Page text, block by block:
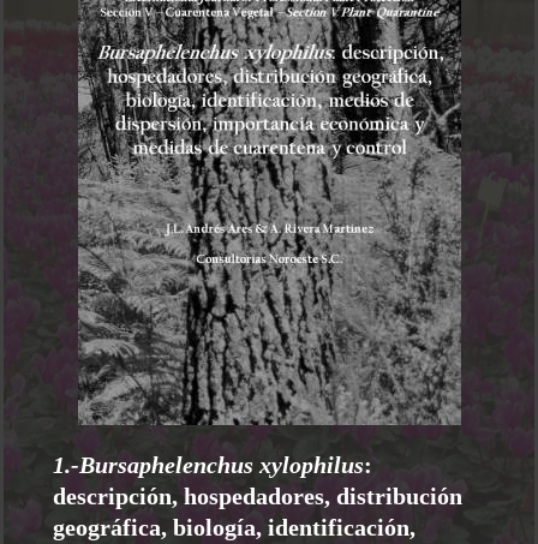
1.-Bursaphelenchus xylophilus:
descripción, hospedadores, distribución
geográfica, biología, identificación,